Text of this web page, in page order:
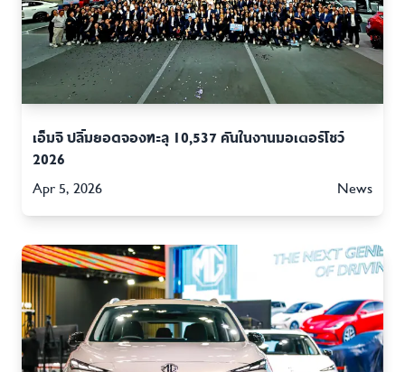
เอ็มจี ปลื้มยอดจองทะลุ 10,537 คันในงานมอเตอร์โชว์
2026
Apr 5, 2026
News